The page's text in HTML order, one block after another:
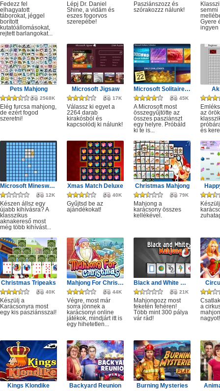
Fedezz fel
elhagyatott
táborokat, jéggel
borított
kutatóállomásokat,
rejtett barlangokat...
Lépj Dr. Daniel
Shine, a vidám és
eszes fogorvos
szerepébe!
Pasziánszozz és
szórakozzz nálunk!
semmi
Gyere
ingyen
Pets Mahjong
2568K
Elég furcsa mahjong,
de ezért fogod
szeretni!
Microsoft Jigsaw
17K
Válassz ki egyet a
2264 darab
kirakósból és
kapcsolódj ki nálunk!
Microsoft Solitaire Collection
45K
A Microsoft most
összegyűjtötte az
összes pasziánszt
egy helyre. Próbáld
ki te is...
az örök
és
Microsoft Minesweeper
12K
Készen állsz egy
újabb kihívásra? A
klasszikus
aknakereső most
még több kihívást...
Xmas Match Deluxe
40K
Gyűjtsd be az
ajándékokat!
Christmas Mahjong
79K
Mahjong a
karácsony összes
kellékével.
Christmas Tripeaks
40K
Készülj a
Karácsonyra most
egy kis pasziánsszal!
Mahjong For Christmas
44K
Végre, most már
sorra jönnek a
karácsonyi online
játékok, mindjárt itt is
egy hihetetlen...
Black and White Mahjong 3
21K
Mahjongozz most
feketén fehéren!
Több mint 300 pálya
vár rád!
a
nagyot!
Kings Klondike Backyard Reunion Burning Mysteries